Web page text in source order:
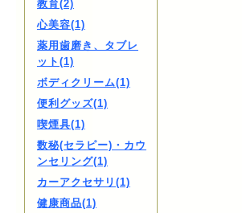
教育(2)
心美容(1)
薬用歯磨き、タブレ
ット(1)
ボディクリーム(1)
便利グッズ(1)
喫煙具(1)
数秘(セラピー)・カウ
ンセリング(1)
カーアクセサリ(1)
健康商品(1)